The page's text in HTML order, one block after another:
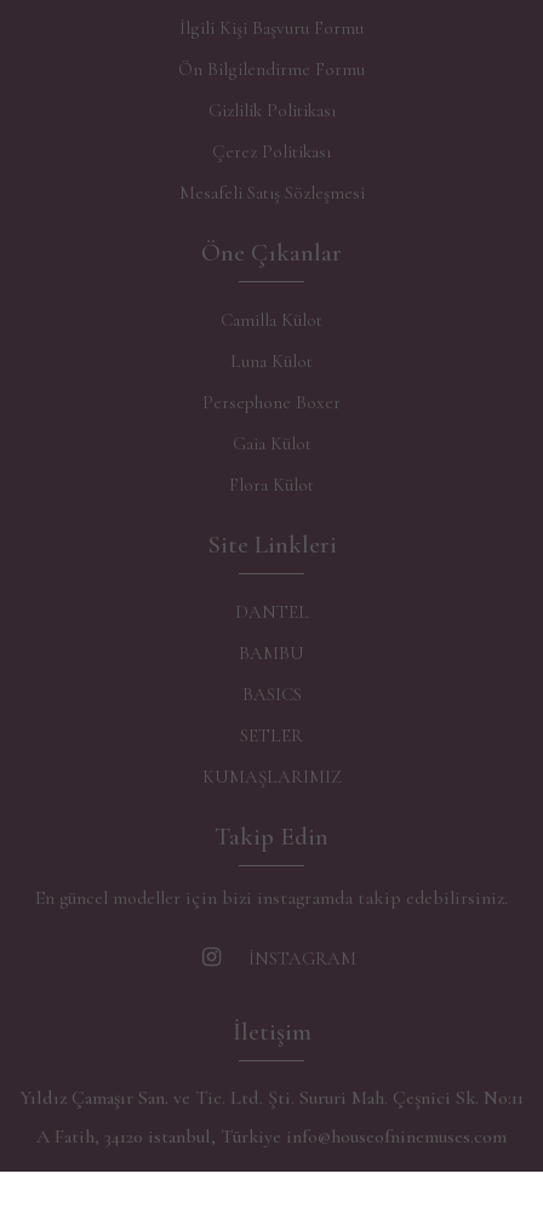
İlgili Kişi Başvuru Formu
Ön Bilgilendirme Formu
Gizlilik Politikası
Çerez Politikası
Mesafeli Satış Sözleşmesi
Öne Çıkanlar
Camilla Külot
Luna Külot
Persephone Boxer
Gaia Külot
Flora Külot
Site Linkleri
DANTEL
BAMBU
BASICS
SETLER
KUMAŞLARIMIZ
Takip Edin
En güncel modeller için bizi instagramda takip edebilirsiniz.
İNSTAGRAM
İletişim
Yıldız Çamaşır San. ve Tic. Ltd. Şti. Sururi Mah. Çeşnici Sk. No:11
A Fatih, 34120 istanbul, Türkiye info@houseofninemuses.com